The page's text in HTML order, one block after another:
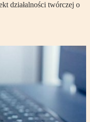
działalności twórczej o